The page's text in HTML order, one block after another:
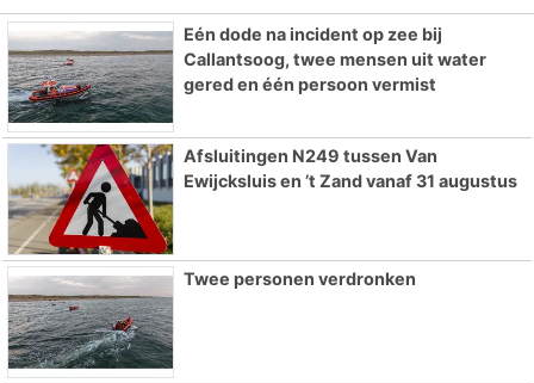
Eén dode na incident op zee bij
Callantsoog, twee mensen uit water
gered en één persoon vermist
Afsluitingen N249 tussen Van
Ewijcksluis en ’t Zand vanaf 31 augustus
Twee personen verdronken